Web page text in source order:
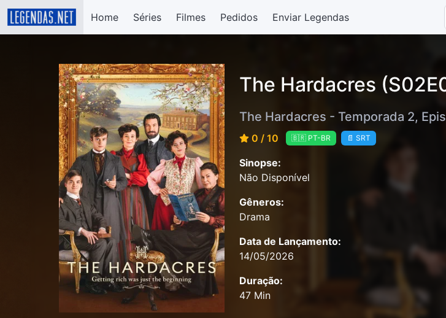
Home Séries Filmes Pedidos Enviar Legendas
The Hardacres
The Hardacres - Temporada 2,
0 / 10 🇧🇷 PT-BR 📄 SRT
Sinopse:
Não Disponível
Gêneros:
Drama
Data de Lançamento:
14/05/2026
Duração:
47 Min